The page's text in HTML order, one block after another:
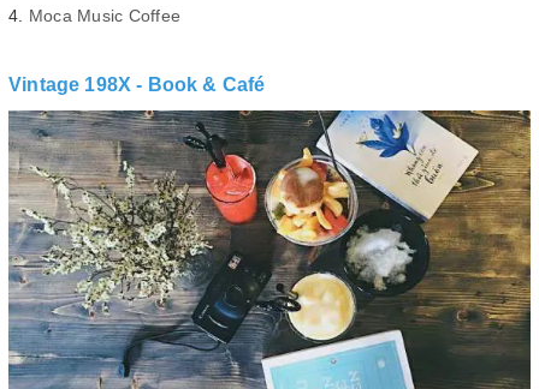
Moca Music Coffee
Vintage 198X - Book & Café